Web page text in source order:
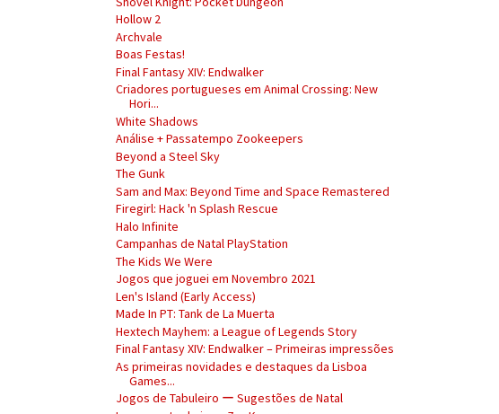
Hollow 2
Archvale
Boas Festas!
Final Fantasy XIV: Endwalker
Criadores portugueses em Animal Crossing: New
Hori...
White Shadows
Análise + Passatempo Zookeepers
Beyond a Steel Sky
The Gunk
Sam and Max: Beyond Time and Space Remastered
Firegirl: Hack 'n Splash Rescue
Halo Infinite
Campanhas de Natal PlayStation
The Kids We Were
Jogos que joguei em Novembro 2021
Len's Island (Early Access)
Made In PT: Tank de La Muerta
Hextech Mayhem: a League of Legends Story
Final Fantasy XIV: Endwalker – Primeiras impressões
As primeiras novidades e destaques da Lisboa
Games...
Jogos de Tabuleiro ー Sugestões de Natal